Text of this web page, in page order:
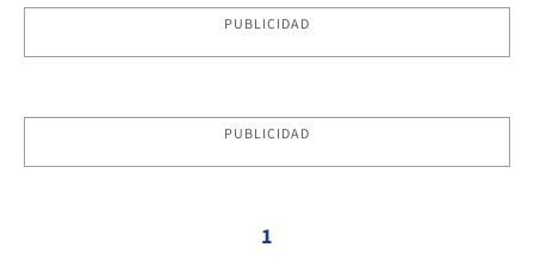
PUBLICIDAD
PUBLICIDAD
1